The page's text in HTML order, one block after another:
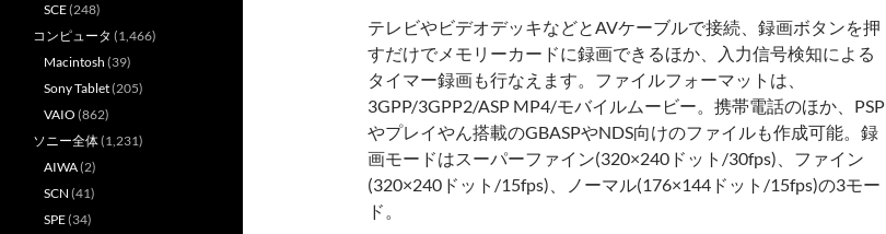
テレビやビデオデッキなどとAVケーブルで接続、録画ボタンを押
すだけでメモリーカードに録画できるほか、入力信号検知による
タイマー録画も行なえます。ファイルフォーマットは、
3GPP/3GPP2/ASP MP4/モバイルムービー。携帯電話のほか、PSP
やプレイやん搭載のGBASPやNDS向けのファイルも作成可能。録
画モードはスーパーファイン(320×240ドット/30fps)、ファイン
(320×240ドット/15fps)、ノーマル(176×144ドット/15fps)の3モー
ド。
SCE(248)
コンピュータ (1,466)
Macintosh (39)
Sony Tablet(205)
VAIO (862)
ソニー全体(1,231)
AIWA(2)
SCN (41)
SPE(34)